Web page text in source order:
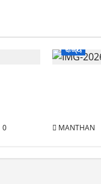
0
ରାଜ୍ୟ
MANTHAN